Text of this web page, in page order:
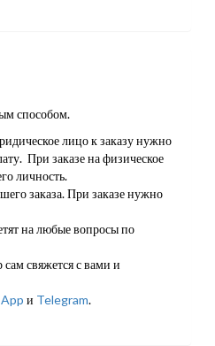
способом.
лицо к заказу нужно
При заказе на физическое
личность.
заказа. При заказе нужно
на любые вопросы по
свяжется с вами и
и Telegram.